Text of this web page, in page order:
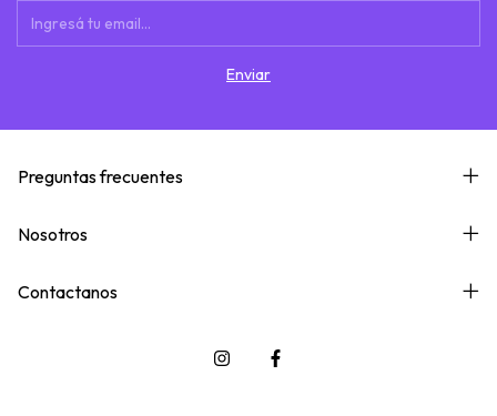
Preguntas frecuentes
Nosotros
Contactanos